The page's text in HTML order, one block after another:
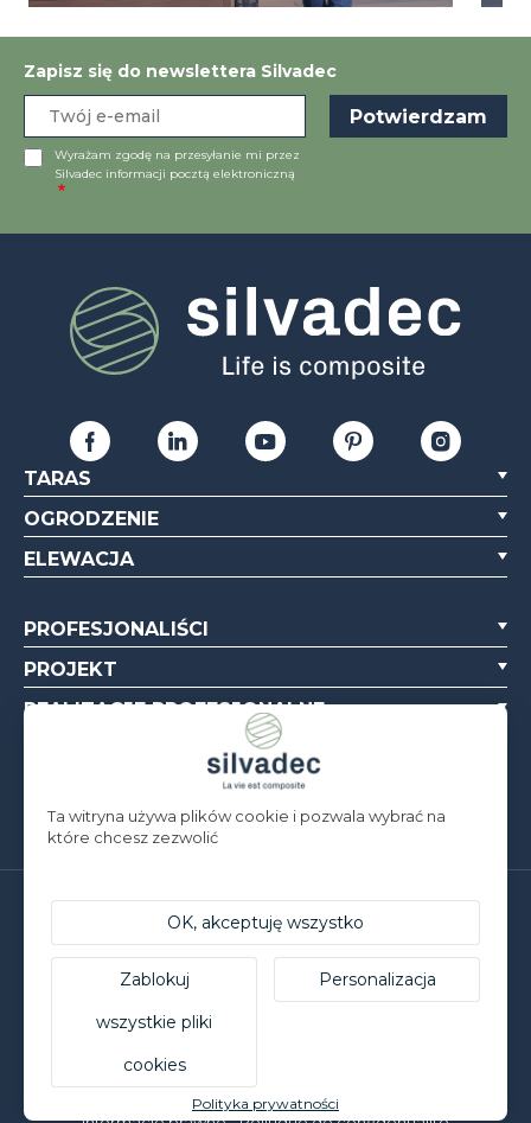
Zapisz się do newslettera Silvadec
Wyrażam zgodę na przesyłanie mi przez
Silvadec informacji pocztą elektroniczną
TARAS
OGRODZENIE
ELEWACJA
PROFESJONALIŚCI
PROJEKT
REALIZACJE PROFESJONALNE
Silvadec Deutschland
Ludwig-Erhard-Straße 3
D-84069 Schierling | T. +49 9451 9443 500
Silvadec France
Parc d’Activités de l’Estuaire
© Silvadec - Wszelkie prawa zastrzeżone - Zdjęcia nieobjęte
Ta witryna używa plików cookie i pozwala wybrać na
które chcesz zezwolić
OK, akceptuję wszystko
Zablokuj
wszystkie pliki
cookies
Personalizacja
Polityka prywatności